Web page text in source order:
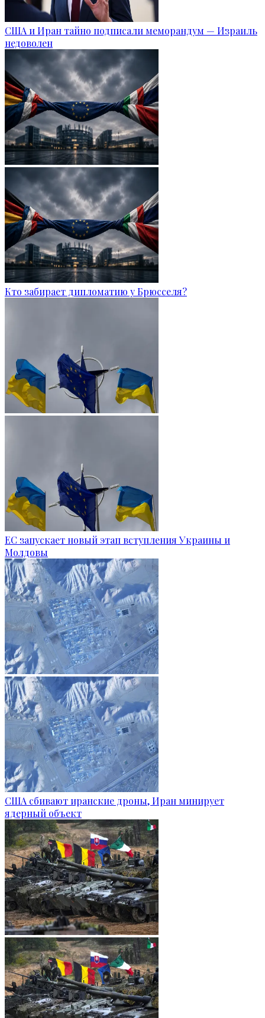
США и Иран тайно подписали меморандум — Израиль
недоволен
Кто забирает дипломатию у Брюсселя?
ЕС запускает новый этап вступления Украины и
Молдовы
США сбивают иранские дроны, Иран минирует
ядерный объект